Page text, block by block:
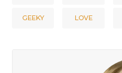
GEEKY LOVE